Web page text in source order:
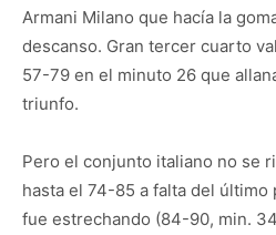
Armani Milano que hacía la
descanso. Gran tercer cuarto
57-79 en el minuto 26 que
triunfo.
Pero el conjunto italiano no se
hasta el 74-85 a falta del último
fue estrechando (84-90, min.